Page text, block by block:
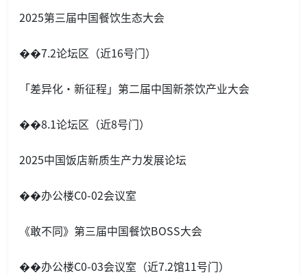
2025第三届中国餐饮生态大会
��7.2论坛区（近16号门）
「差异化·新征程」第二届中国新茶饮产业大会
��8.1论坛区（近8号门）
2025中国饭店新质生产力发展论坛
��办公楼C0-02会议室
《敢不同》第三届中国餐饮BOSS大会
��办公楼C0-03会议室（近7.2馆11号门）